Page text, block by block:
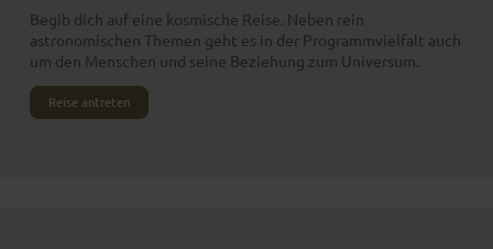
Begib dich auf eine kosmische Reise. Neben rein
astronomischen Themen geht es in der Programmvielfalt auch
um den Menschen und seine Beziehung zum Universum.
Reise antreten